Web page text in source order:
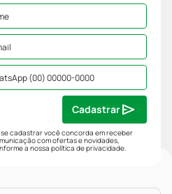
se cadastrar você concorda em receber
com ofertas e novidades,
a nossapolítica de privacidade.
Cadastrar